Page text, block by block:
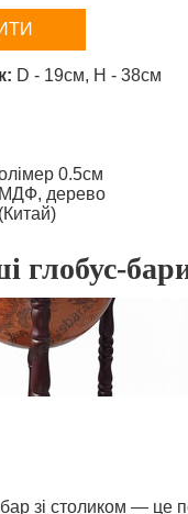
D - 19см, H - 38см
0.5см
МДФ, дерево
глобус-
зі столиком — це